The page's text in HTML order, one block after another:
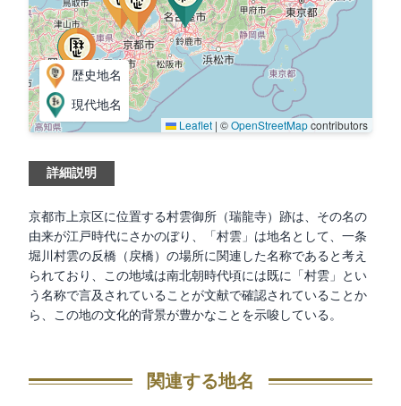
歴史地名
現代地名
Leaflet | ©OpenStreetMapcontributors
詳細説明
京都市上京区に位置する村雲御所（瑞龍寺）跡は、その名の
由来が江戸時代にさかのぼり、「村雲」は地名として、一条
堀川村雲の反橋（戻橋）の場所に関連した名称であると考え
られており、この地域は南北朝時代頃には既に「村雲」とい
う名称で言及されていることが文献で確認されていることか
ら、この地の文化的背景が豊かなことを示唆している。
関連する地名